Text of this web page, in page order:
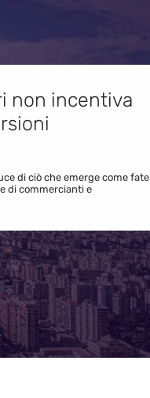
non incentiva
di ciò che emerge come fate
di commercianti e